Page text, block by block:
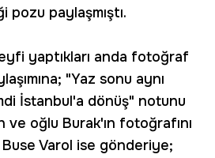
pozu paylaşmıştı.
yaptıkları anda fotoğraf
"Yaz sonu aynı
İstanbul'a dönüş" notunu
ve oğlu Burak'ın fotoğrafını
Buse Varol ise gönderiye;